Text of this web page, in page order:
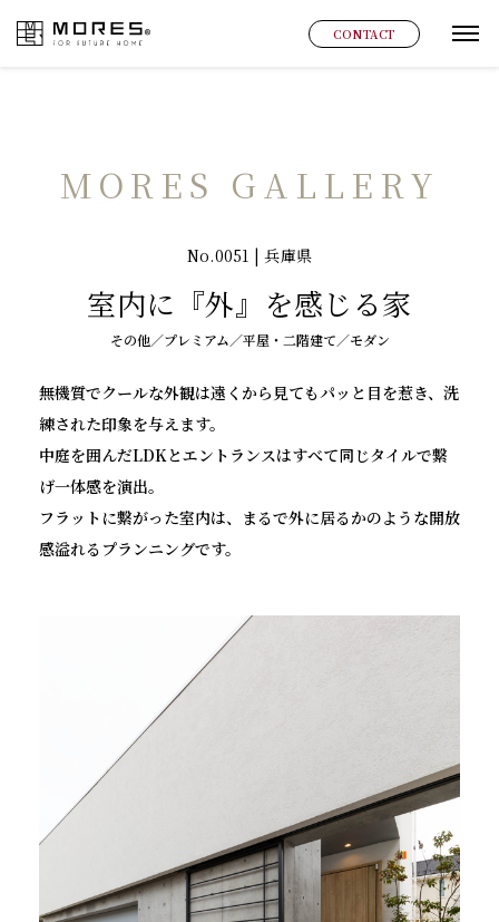
MORES CONTACT グ
MORES GALLERY
No.0051 | 兵庫県
室内に『外』を感じる家
その他／プレミアム／平屋・二階建て／モダン
無機質でクールな外観は遠くから見てもパッと目を惹き、洗
練された印象を与えます。
中庭を囲んだLDKとエントランスはすべて同じタイルで繋
げ一体感を演出。
フラットに繋がった室内は、まるで外に居るかのような開放
感溢れるプランニングです。